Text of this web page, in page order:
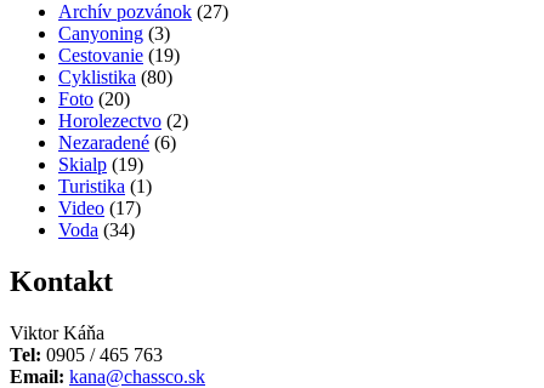
Archív pozvánok (27)
Canyoning (3)
Cestovanie (19)
Cyklistika (80)
Foto (20)
Horolezectvo (2)
Nezaradené (6)
Skialp (19)
Turistika (1)
Video (17)
Voda (34)
Kontakt
Viktor Káňa
Tel: 0905 / 465 763
Email: kana@chassco.sk